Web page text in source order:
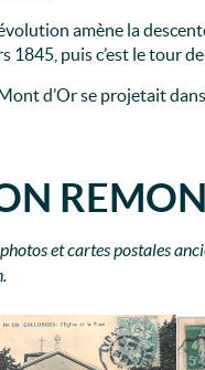
amène la
1845, puis c’est le tour
d’Or se projetait
photos et cartes postales